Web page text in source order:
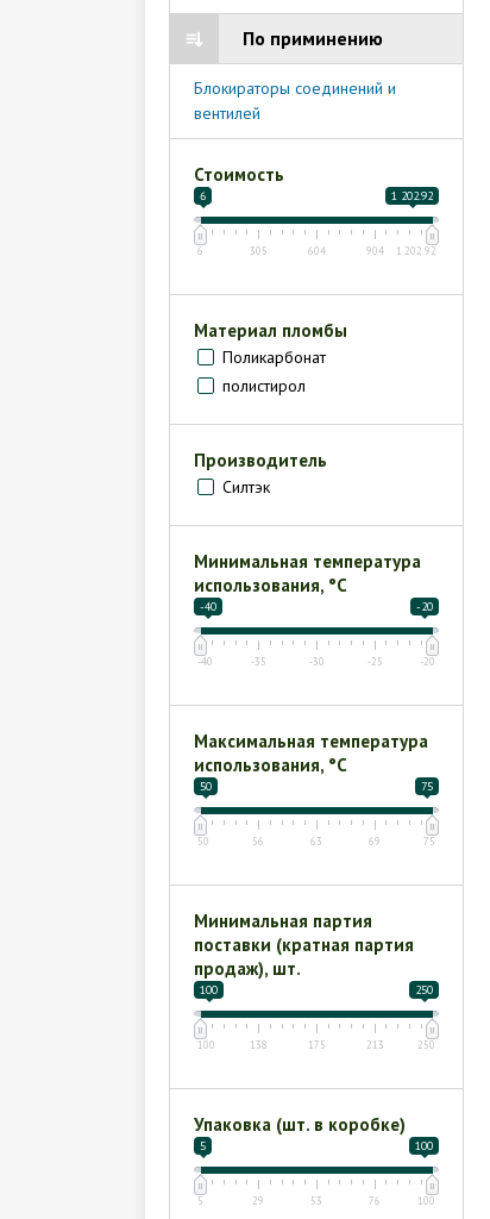
По приминению
Блокираторы соединений и
вентилей
Стоимость
6 1 202.92
6 305 604 904 1 202.92
Материал пломбы
Поликарбонат
полистирол
Производитель
Силтэк
Минимальная температура
использования, °С
-40 -20
-40 -35 -30 -25 -20
Максимальная температура
использования, °С
50 75
50 56 63 69 75
Минимальная партия
поставки (кратная партия
продаж), шт.
100 250
100 138 175 213 250
Упаковка (шт. в коробке)
5 100
5 29 53 76 100